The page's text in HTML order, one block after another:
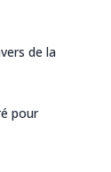
de la
pour